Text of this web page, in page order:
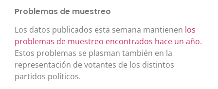
Problemas de muestreo
Los datos publicados esta semana mantienen los
problemas de muestreo encontrados hace un año.
Estos problemas se plasman también en la
representación de votantes de los distintos
partidos políticos.